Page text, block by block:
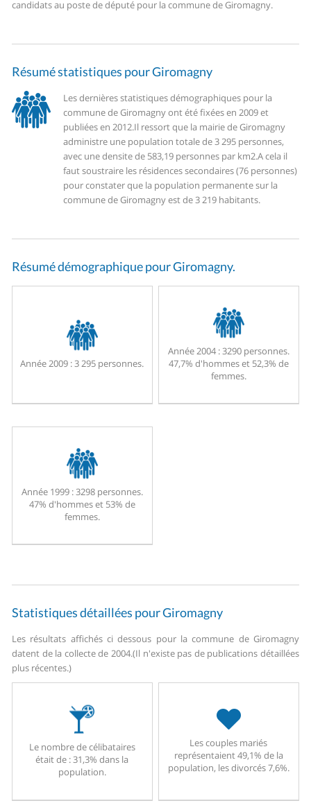
candidats au poste de député pour la commune de Giromagny.
Résumé statistiques pour Giromagny
Les dernières statistiques démographiques pour la
commune de Giromagny ont été fixées en 2009 et
publiées en 2012.Il ressort que la mairie de Giromagny
administre une population totale de 3 295 personnes,
avec une densite de 583,19 personnes par km2.A cela il
faut soustraire les résidences secondaires (76 personnes)
pour constater que la population permanente sur la
commune de Giromagny est de 3 219 habitants.
Résumé démographique pour Giromagny.
Année 2009 :3 295 personnes.
Année 2004 :3290 personnes.
47,7% d'hommes et 52,3% de
femmes.
Année 1999 :3298 personnes.
47% d'hommes et 53% de
femmes.
Statistiques détaillées pour Giromagny
Les résultats affichés ci dessous pour la commune de Giromagny
datent de la collecte de 2004.(Il n'existe pas de publications détaillées
plus récentes.)
Le nombre de célibataires
était de : 31,3% dans la
population.
Les couples mariés
représentaient 49,1% de la
population, les divorcés 7,6%.